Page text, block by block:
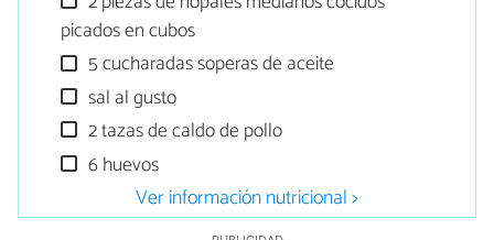
picados en cubos
5 cucharadas soperas de aceite
sal al gusto
2 tazas de caldo de pollo
6 huevos
Ver información nutricional >